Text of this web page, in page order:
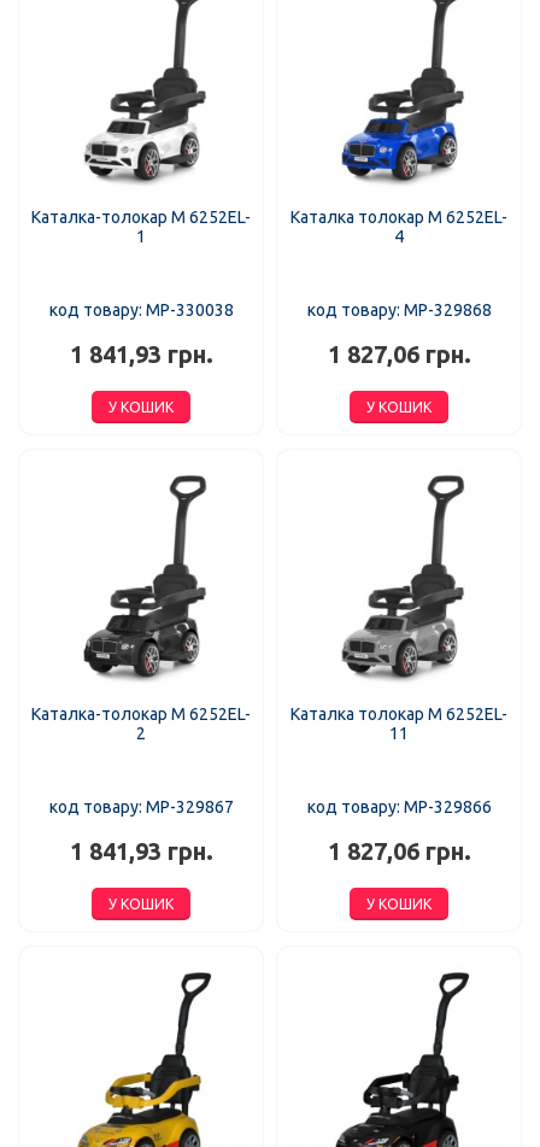
Каталка-толокар M 6252EL-
1
код товару: MP-330038
1 841,93 грн.
У КОШИК
Каталка толокар M 6252EL-
4
код товару: MP-329868
1 827,06 грн.
У КОШИК
Каталка-толокар M 6252EL-
2
код товару: MP-329867
1 841,93 грн.
У КОШИК
Каталка толокар M 6252EL-
11
код товару: MP-329866
1 827,06 грн.
У КОШИК